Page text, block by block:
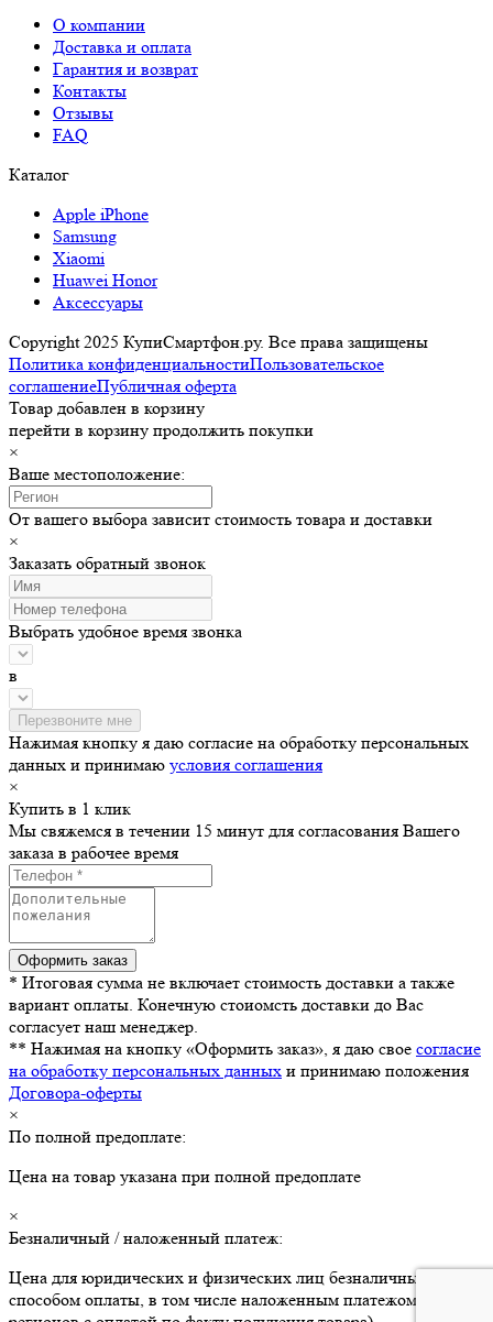
О компании
Доставка и оплата
Гарантия и возврат
Контакты
Отзывы
FAQ
Каталог
Apple iPhone
Samsung
Xiaomi
Huawei Honor
Аксессуары
Copyright 2025 КупиСмартфон.ру. Все права защищены
Политика конфиденциальностиПользовательское
соглашениеПубличная оферта
Товар добавлен в корзину
перейти в корзину продолжить покупки
×
Ваше местоположение:
От вашего выбора зависит стоимость товара и доставки
×
Заказать обратный звонок
Выбрать удобное время звонка
в
Нажимая кнопку я даю согласие на обработку персональных
данных и принимаю условия соглашения
×
Купить в 1 клик
Мы свяжемся в течении 15 минут для согласования Вашего
заказа в рабочее время
* Итоговая сумма не включает стоимость доставки а также
вариант оплаты. Конечную стоиомсть доставки до Вас
согласует наш менеджер.
** Нажимая на кнопку «Оформить заказ», я даю свое согласие
на обработку персональных данных и принимаю положения
Договора-оферты
×
По полной предоплате:
Цена на товар указана при полной предоплате
×
Безналичный / наложенный платеж:
Цена для юридических и физических лиц безналичным
способом оплаты, в том числе наложенным платежом (для